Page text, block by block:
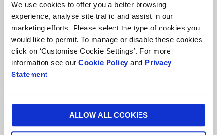
We use cookies to offer you a better browsing
experience, analyse site traffic and assist in our
marketing efforts. Please select the type of cookies you
would like to permit. To manage or disable these cookies
click on ‘Customise Cookie Settings’. For more
information see our Cookie Policy and Privacy
Statement
ALLOW ALL COOKIES
VERPAKKINGEN - RETAIL
Toonbankdisplays